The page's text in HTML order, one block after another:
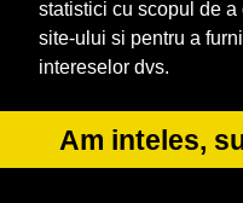
statistici cu scopul de
site-ului si pentru a
intereselor dvs.
Am inteles,
Oftalmologul.ro
Stomatologul.com
© 2014-2026 Powered by
ANPC SOL